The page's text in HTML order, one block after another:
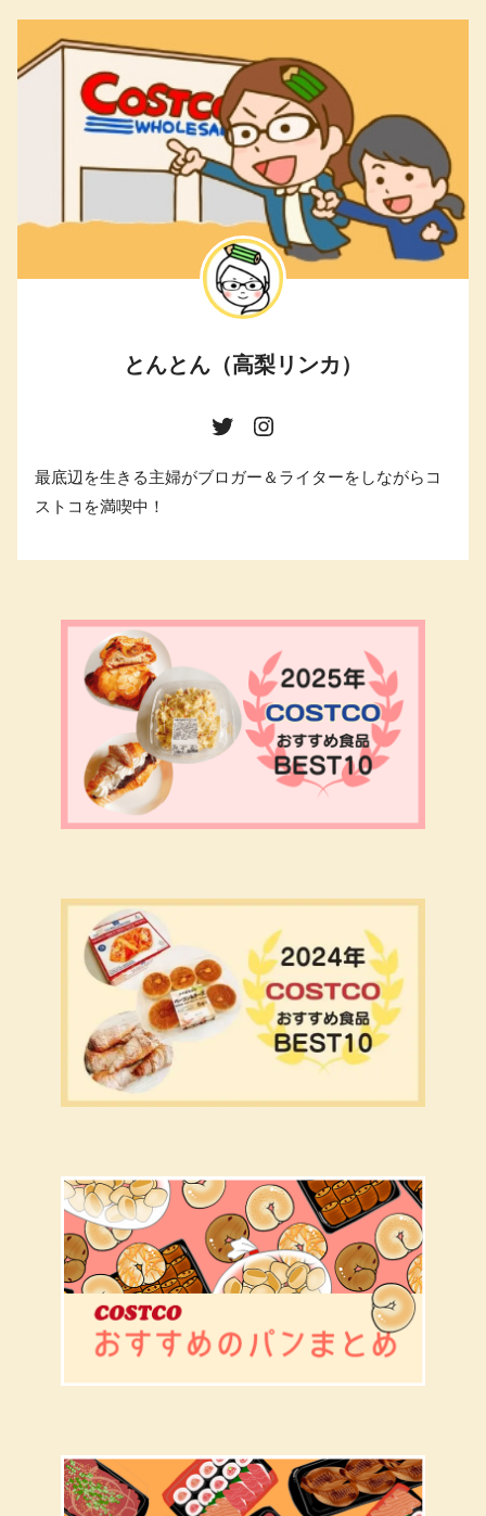
とんとん（高梨リンカ）
最底辺を生きる主婦がブロガー＆ライターをしながらコ
ストコを満喫中！